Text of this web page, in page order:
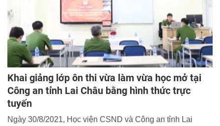
Khai giảng lớp ôn thi vừa làm vừa học mở tại
Công an tỉnh Lai Châu bằng hình thức trực
tuyến
Ngày 30/8/2021, Học viện CSND và Công an tỉnh Lai